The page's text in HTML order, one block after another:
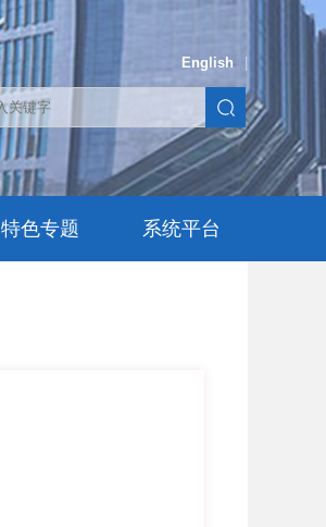
English
特色专题 系统平台